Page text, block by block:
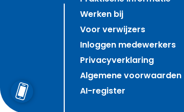
Werken bij
Voor verwijzers
Inloggen medewerkers
Privacyverklaring
Algemene voorwaarden
AI-register